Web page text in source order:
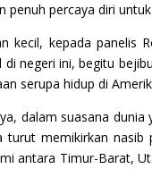
penuh percaya diri
kecil, kepada panelis
di negeri ini, begitu
serupa hidup di
dalam suasana
turut memikirkan nasib
antara Timur-Barat,